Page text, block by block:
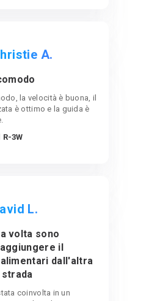
A.
la velocità è buona, il
è ottimo e la guida è
3W
L.
volta sono
il
dall'altra
coinvolta in un